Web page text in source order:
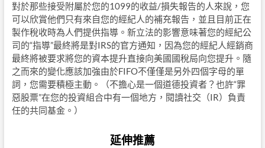
對於那些接受附屬於您的1099的收益/損失報告的人來說，您
可以欣賞他們只有來自您的經紀人的補充報告，並且目前正在
製作稅收時為人們提供指導。新立法的影響意味著您的經紀公
司的“指導”最終將是對IRS的官方通知，因為您的經紀人經銷商
最終將被要求將您的資本提升直接向美國國稅局向您提升。隨
之而來的變化應該加強由於FIFO不僅僅是另外四個字母的單
詞，您需要積極主動。（不擔心是一個道德投資者？也許“罪
惡股票”在您的投資組合中有一個地方，閱讀社交（IR）負責
任的共同基金。）
延伸推薦